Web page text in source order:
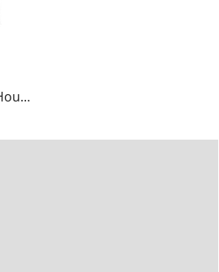
Kies hier uw Brodit Houder